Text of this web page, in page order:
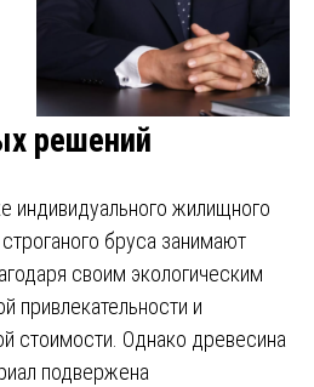
решений
индивидуального жилищного
бруса занимают
своим экологическим
привлекательности и
стоимости. Однако древесина
подвержена